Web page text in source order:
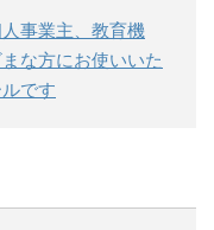
事業主、教育機
な方にお使いいた
です